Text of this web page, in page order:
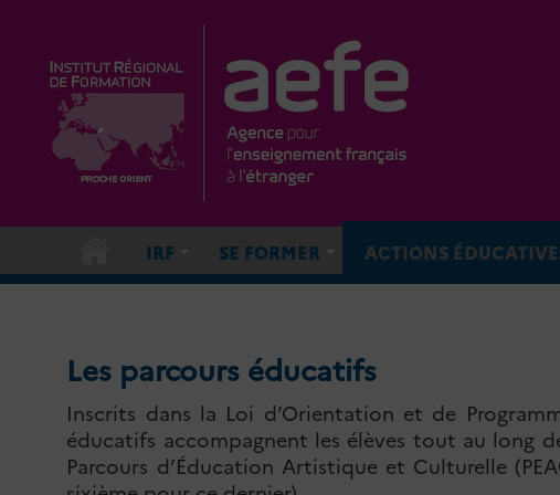
IRF SE FORMER ACTIONS
Les parcours éducatifs
Inscrits dans la Loi d’Orientation et de
éducatifs accompagnent les élèves tout au long
Parcours d’Éducation Artistique et Culturelle